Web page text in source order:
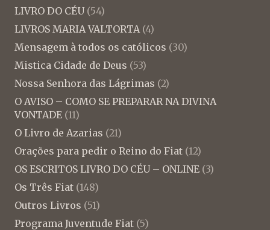
LIVRO DO CÉU (54)
LIVROS MARIA VALTORTA (4)
Mensagem à todos os católicos (30)
Mistica Cidade de Deus (53)
Nossa Senhora das Lágrimas (2)
O AVISO – COMO SE PREPARAR NA DIVINA
VONTADE (11)
O Livro de Azarias (21)
Orações para pedir o Reino do Fiat (12)
OS ESCRITOS LIVRO DO CÉU – ONLINE (3)
Os Três Fiat (148)
Outros Livros (51)
Programa Juventude Fiat (5)